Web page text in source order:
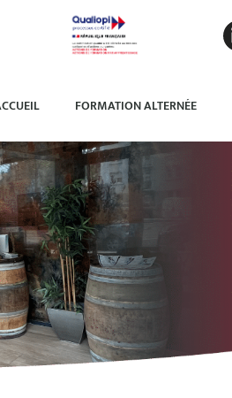
FORMATION ALTERNÉE